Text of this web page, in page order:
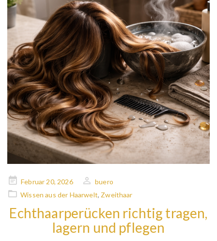
Posted
on
Februar 20, 2026
buero
Wissen aus der Haarwelt, Zweithaar
Echthaarperücken richtig tragen,
lagern und pflegen